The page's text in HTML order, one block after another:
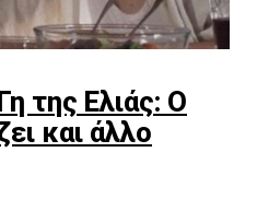
της Ελιάς: Ο
και άλλο